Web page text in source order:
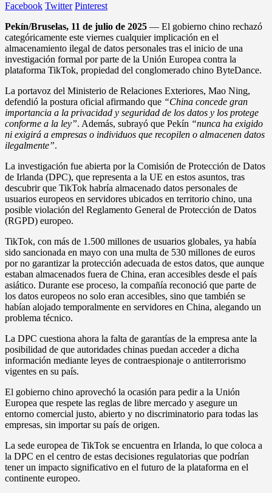
Facebook Twitter Pinterest
Pekín/Bruselas, 11 de julio de 2025 — El gobierno chino rechazó
categóricamente este viernes cualquier implicación en el
almacenamiento ilegal de datos personales tras el inicio de una
investigación formal por parte de la Unión Europea contra la
plataforma TikTok, propiedad del conglomerado chino ByteDance.
La portavoz del Ministerio de Relaciones Exteriores, Mao Ning,
defendió la postura oficial afirmando que “China concede gran
importancia a la privacidad y seguridad de los datos y los protege
conforme a la ley”. Además, subrayó que Pekín “nunca ha exigido
ni exigirá a empresas o individuos que recopilen o almacenen datos
ilegalmente”.
La investigación fue abierta por la Comisión de Protección de Datos
de Irlanda (DPC), que representa a la UE en estos asuntos, tras
descubrir que TikTok habría almacenado datos personales de
usuarios europeos en servidores ubicados en territorio chino, una
posible violación del Reglamento General de Protección de Datos
(RGPD) europeo.
TikTok, con más de 1.500 millones de usuarios globales, ya había
sido sancionada en mayo con una multa de 530 millones de euros
por no garantizar la protección adecuada de estos datos, que aunque
estaban almacenados fuera de China, eran accesibles desde el país
asiático. Durante ese proceso, la compañía reconoció que parte de
los datos europeos no solo eran accesibles, sino que también se
habían alojado temporalmente en servidores en China, alegando un
problema técnico.
La DPC cuestiona ahora la falta de garantías de la empresa ante la
posibilidad de que autoridades chinas puedan acceder a dicha
información mediante leyes de contraespionaje o antiterrorismo
vigentes en su país.
El gobierno chino aprovechó la ocasión para pedir a la Unión
Europea que respete las reglas de libre mercado y asegure un
entorno comercial justo, abierto y no discriminatorio para todas las
empresas, sin importar su país de origen.
La sede europea de TikTok se encuentra en Irlanda, lo que coloca a
la DPC en el centro de estas decisiones regulatorias que podrían
tener un impacto significativo en el futuro de la plataforma en el
continente europeo.